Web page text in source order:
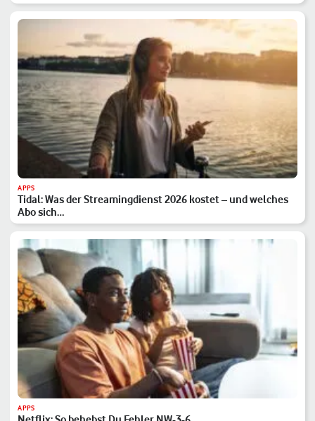
APPS
Tidal: Was der Streamingdienst 2026 kostet – und welches
Abo sich…
APPS